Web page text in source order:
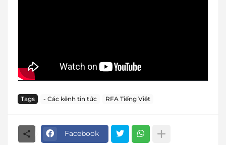
Tags - Các kênh tin tức RFA Tiếng Việt
Facebook